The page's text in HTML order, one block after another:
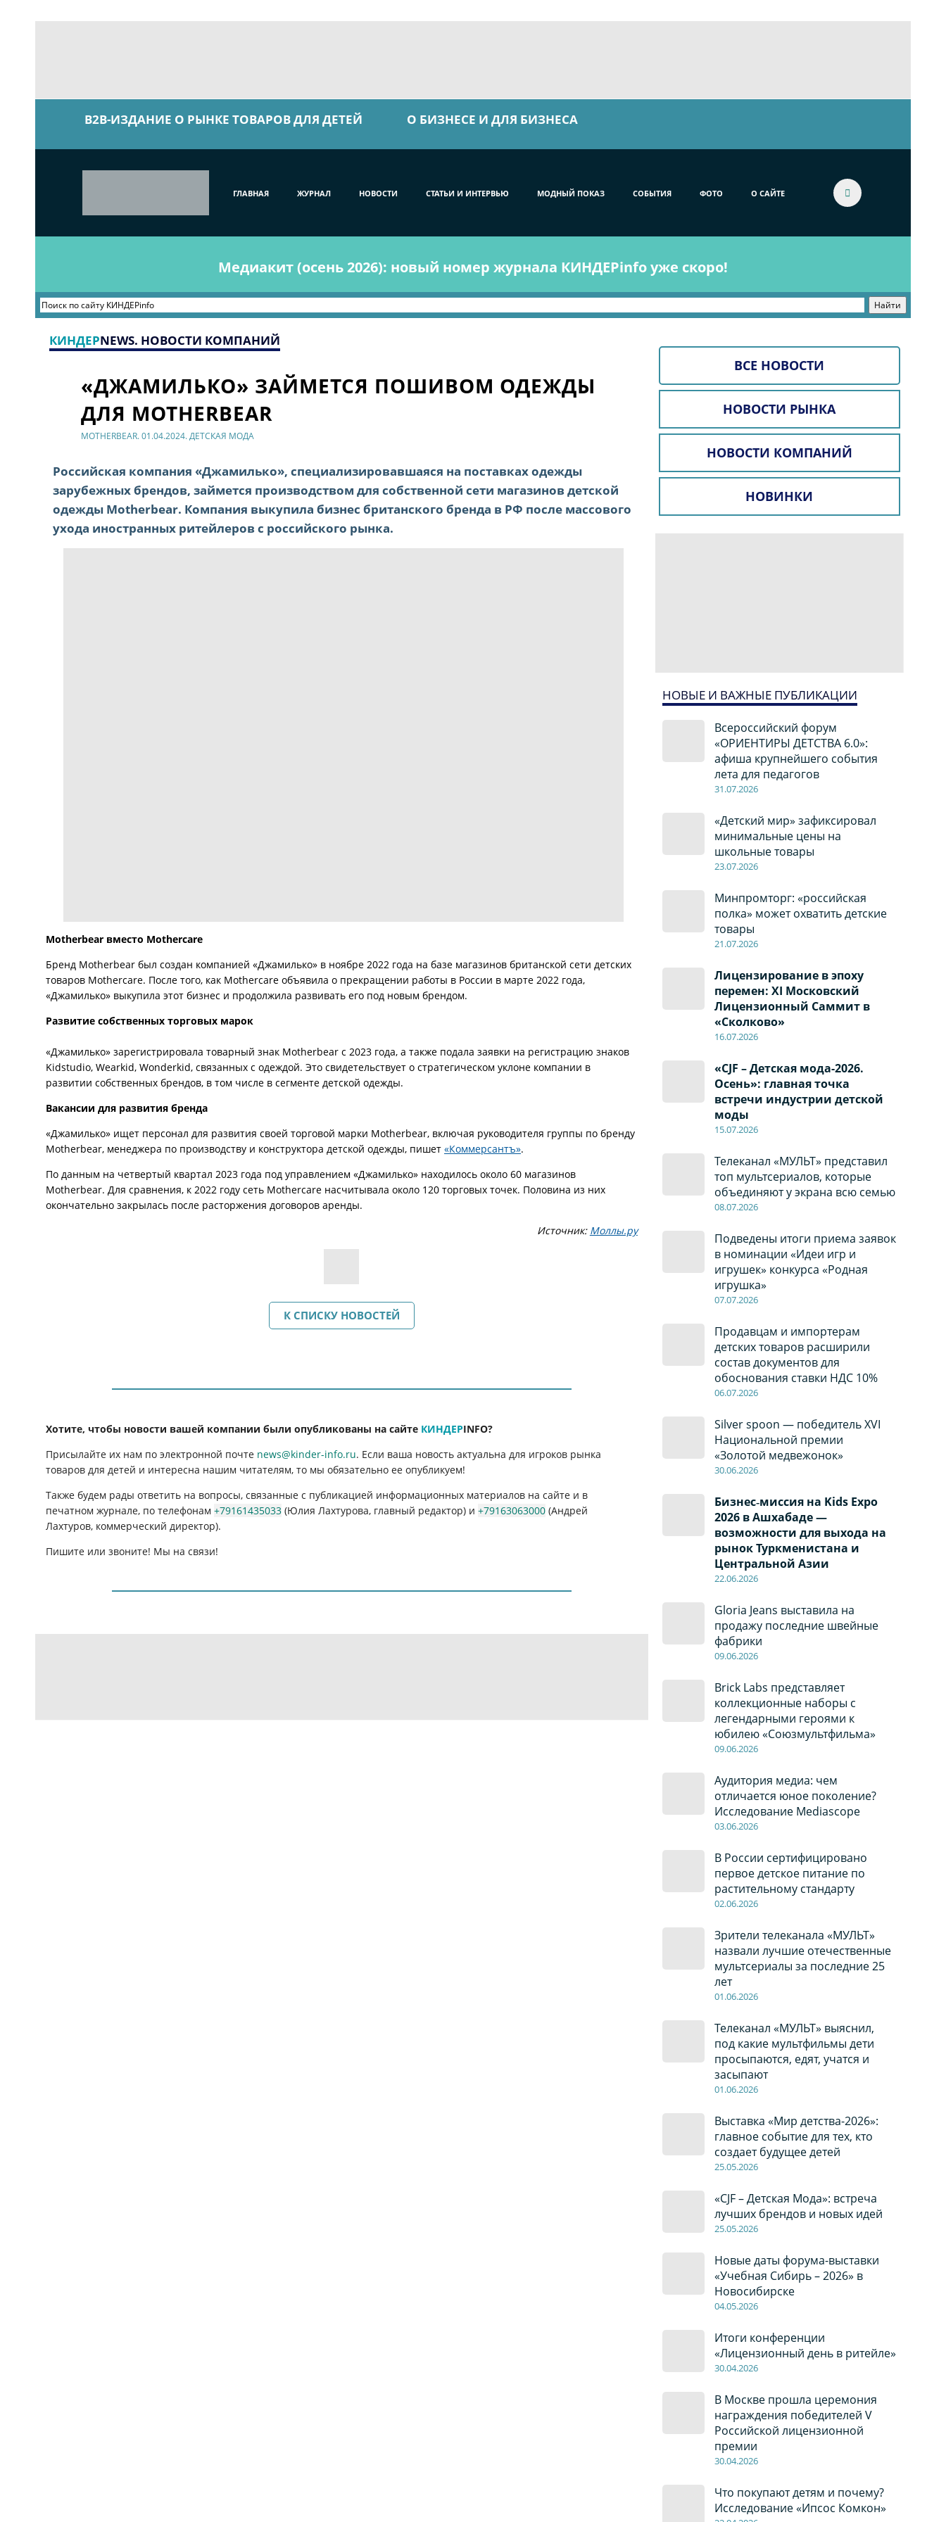
B2B-ИЗДАНИЕ О РЫНКЕ ТОВАРОВ ДЛЯ ДЕТЕЙ О БИЗНЕСЕ И ДЛЯ БИЗНЕСА
ГЛАВНАЯ ЖУРНАЛ НОВОСТИ СТАТЬИ И ИНТЕРВЬЮ МОДНЫЙ ПОКАЗ СОБЫТИЯ ФОТО О САЙТЕ
Медиакит (осень 2026): новый номер журнала КИНДЕРinfo уже скоро!
ВСЕ НОВОСТИ
НОВОСТИ РЫНКА
НОВОСТИ КОМПАНИЙ
НОВИНКИ
НОВЫЕ И ВАЖНЫЕ ПУБЛИКАЦИИ
Всероссийский форум
«ОРИЕНТИРЫ ДЕТСТВА 6.0»:
афиша крупнейшего события
лета для педагогов
31.07.2026
«Детский мир» зафиксировал
минимальные цены на
школьные товары
23.07.2026
Минпромторг: «российская
полка» может охватить детские
товары
21.07.2026
Лицензирование в эпоху
перемен: XI Московский
Лицензионный Саммит в
«Сколково»
16.07.2026
«CJF – Детская мода-2026.
Осень»: главная точка
встречи индустрии детской
моды
15.07.2026
Телеканал «МУЛЬТ» представил
топ мультсериалов, которые
объединяют у экрана всю семью
08.07.2026
Подведены итоги приема заявок
в номинации «Идеи игр и
игрушек» конкурса «Родная
игрушка»
07.07.2026
Продавцам и импортерам
детских товаров расширили
состав документов для
обоснования ставки НДС 10%
06.07.2026
Silver spoon — победитель XVI
Национальной премии
«Золотой медвежонок»
30.06.2026
Бизнес‑миссия на Kids Expo
2026 в Ашхабаде —
возможности для выхода на
рынок Туркменистана и
Центральной Азии
22.06.2026
Gloria Jeans выставила на
продажу последние швейные
фабрики
09.06.2026
Brick Labs представляет
коллекционные наборы с
легендарными героями к
юбилею «Союзмультфильма»
09.06.2026
Аудитория медиа: чем
отличается юное поколение?
Исследование Mediascope
03.06.2026
В России сертифицировано
первое детское питание по
растительному стандарту
02.06.2026
Зрители телеканала «МУЛЬТ»
назвали лучшие отечественные
мультсериалы за последние 25
лет
01.06.2026
Телеканал «МУЛЬТ» выяснил,
под какие мультфильмы дети
просыпаются, едят, учатся и
засыпают
01.06.2026
Выставка «Мир детства-2026»:
главное событие для тех, кто
создает будущее детей
25.05.2026
«CJF – Детская Мода»: встреча
лучших брендов и новых идей
25.05.2026
Новые даты форума-выставки
«Учебная Сибирь – 2026» в
Новосибирске
04.05.2026
Итоги конференции
«Лицензионный день в ритейле»
30.04.2026
В Москве прошла церемония
награждения победителей V
Российской лицензионной
премии
30.04.2026
Что покупают детям и почему?
Исследование «Ипсос Комкон»
КИНДЕРNEWS. НОВОСТИ КОМПАНИЙ
«ДЖАМИЛЬКО» ЗАЙМЕТСЯ ПОШИВОМ ОДЕЖДЫ
ДЛЯ MOTHERBEAR
MOTHERBEAR. 01.04.2024. ДЕТСКАЯ МОДА
Российская компания «Джамилько», специализировавшаяся на поставках одежды
зарубежных брендов, займется производством для собственной сети магазинов детской
одежды Motherbear. Компания выкупила бизнес британского бренда в РФ после массового
ухода иностранных ритейлеров с российского рынка.
Motherbear вместо Mothercare
Бренд Motherbear был создан компанией «Джамилько» в ноябре 2022 года на базе магазинов британской сети детских
товаров Mothercare. После того, как Mothercare объявила о прекращении работы в России в марте 2022 года,
«Джамилько» выкупила этот бизнес и продолжила развивать его под новым брендом.
Развитие собственных торговых марок
«Джамилько» зарегистрировала товарный знак Motherbear с 2023 года, а также подала заявки на регистрацию знаков
Kidstudio, Wearkid, Wonderkid, связанных с одеждой. Это свидетельствует о стратегическом уклоне компании в
развитии собственных брендов, в том числе в сегменте детской одежды.
Вакансии для развития бренда
«Джамилько» ищет персонал для развития своей торговой марки Motherbear, включая руководителя группы по бренду
Motherbear, менеджера по производству и конструктора детской одежды, пишет«Коммерсантъ».
По данным на четвертый квартал 2023 года под управлением «Джамилько» находилось около 60 магазинов
Motherbear. Для сравнения, к 2022 году сеть Mothercare насчитывала около 120 торговых точек. Половина из них
окончательно закрылась после расторжения договоров аренды.
Источник: Моллы.ру
К СПИСКУ НОВОСТЕЙ
Хотите, чтобы новости вашей компании были опубликованы на сайте КИНДЕРINFO?
Присылайте их нам по электронной почте news@kinder-info.ru. Если ваша новость актуальна для игроков рынка
товаров для детей и интересна нашим читателям, то мы обязательно ее опубликуем!
Также будем рады ответить на вопросы, связанные с публикацией информационных материалов на сайте и в
печатном журнале, по телефонам+79161435033 (Юлия Лахтурова, главный редактор) и+79163063000 (Андрей
Лахтуров, коммерческий директор).
Пишите или звоните! Мы на связи!